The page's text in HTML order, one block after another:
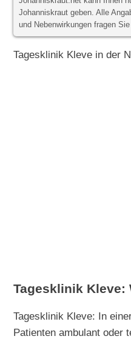
Johanniskraut geben. Alle
und Nebenwirkungen fragen
Tagesklinik Kleve in der
Tagesklinik Kleve:
Tagesklinik Kleve: In
Patienten ambulant oder